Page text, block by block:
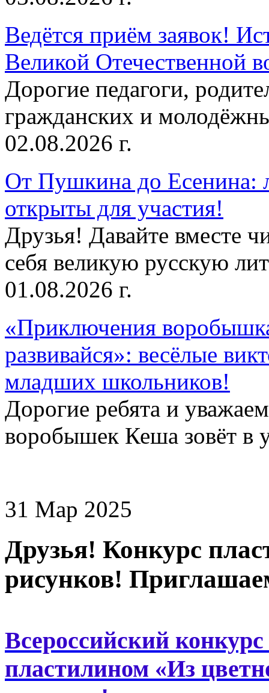
Ведётся приём заявок!
Великой Отечественной
Дорогие педагоги,
гражданских и
02.08.2026 г.
От Пушкина до Есенина:
открыты для участия!
Друзья! Давайте вместе
себя великую русскую
01.08.2026 г.
«Приключения
развивайся»: весёлые
младших школьников!
Дорогие ребята и
воробышек Кеша зовёт в
31 Мар 2025
Друзья! Конкурс
рисунков!
Всероссийский
пластилином «Из